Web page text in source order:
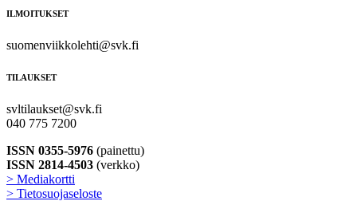
ILMOITUKSET
suomenviikkolehti@svk.fi
TILAUKSET
svltilaukset@svk.fi
040 775 7200
ISSN 0355-5976 (painettu)
ISSN 2814-4503 (verkko)
> Mediakortti
> Tietosuojaseloste